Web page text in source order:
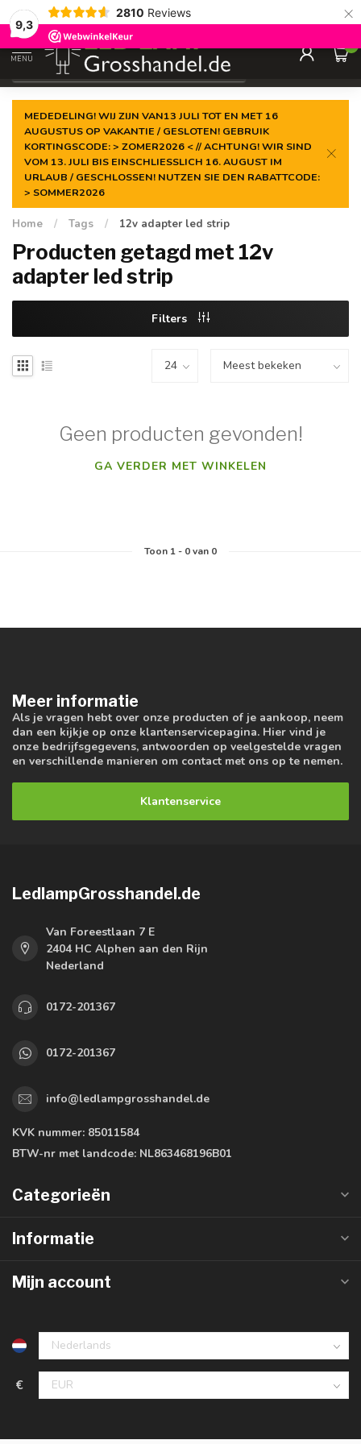
9,3
2810 Reviews ×
Gegarandeerde delaagste prijs
MENU
0
MEDEDELING! WIJ ZIJN VAN13 JULI TOT EN MET 16
AUGUSTUS OP VAKANTIE / GESLOTEN! GEBRUIK
KORTINGSCODE: > ZOMER2026 < // ACHTUNG! WIR SIND
VOM 13. JULI BIS EINSCHLIESSLICH 16. AUGUST IM
URLAUB / GESCHLOSSEN! NUTZEN SIE DEN RABATTCODE:
> SOMMER2026
Home / Tags / 12v adapter led strip
Producten getagd met 12v
adapter led strip
Filters
Geen producten gevonden!
GA VERDER MET WINKELEN
Toon 1- 0van 0
Meer informatie
Als je vragen hebt over onze producten of je aankoop, neem
dan een kijkje op onze klantenservicepagina. Hier vind je
onze bedrijfsgegevens, antwoorden op veelgestelde vragen
en verschillende manieren om contact met ons op te nemen.
Klantenservice
LedlampGrosshandel.de
Van Foreestlaan 7 E
2404 HC Alphen aan den Rijn
Nederland
0172-201367
0172-201367
info@ledlampgrosshandel.de
KVK nummer: 85011584
BTW-nr met landcode: NL863468196B01
Categorieën
Informatie
Mijn account
€